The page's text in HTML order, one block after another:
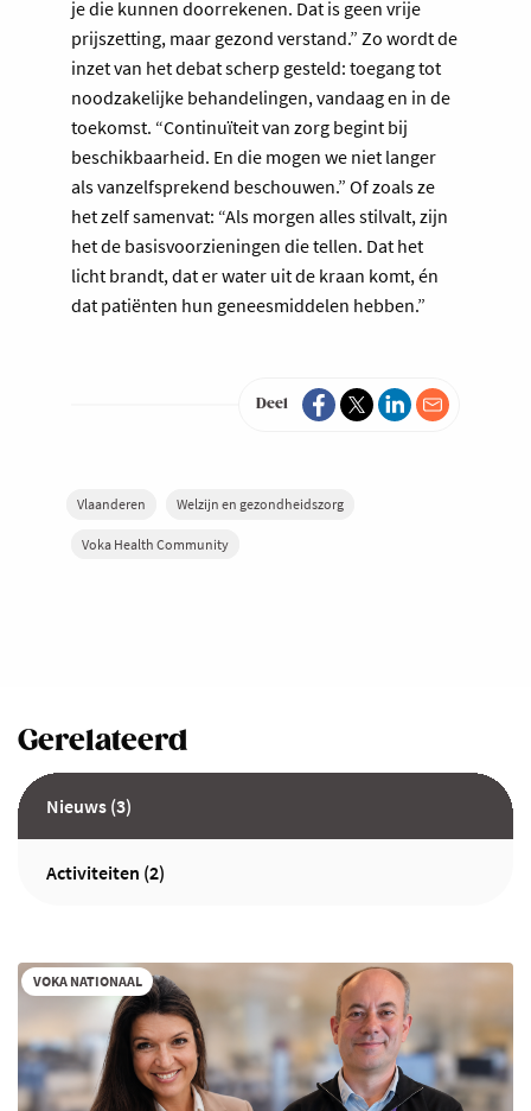
je die kunnen doorrekenen. Dat is geen vrije
prijszetting, maar gezond verstand.” Zo wordt de
inzet van het debat scherp gesteld: toegang tot
noodzakelijke behandelingen, vandaag en in de
toekomst. “Continuïteit van zorg begint bij
beschikbaarheid. En die mogen we niet langer
als vanzelfsprekend beschouwen.” Of zoals ze
het zelf samenvat: “Als morgen alles stilvalt, zijn
het de basisvoorzieningen die tellen. Dat het
licht brandt, dat er water uit de kraan komt, én
dat patiënten hun geneesmiddelen hebben.”
Deel
Vlaanderen Welzijn en gezondheidszorg
Voka Health Community
Gerelateerd
Nieuws (3)
Activiteiten (2)
VOKA NATIONAAL